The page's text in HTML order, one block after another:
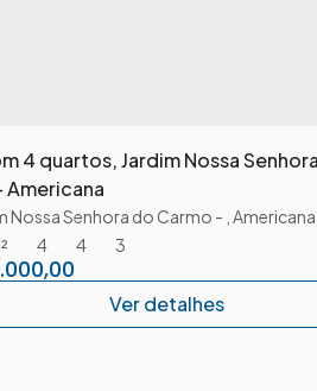
4 quartos, Jardim Nossa
Americana
Nossa Senhora do Carmo Americana
4
4 3